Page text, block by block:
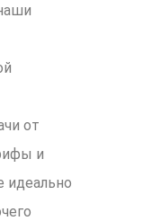
от
и
идеально